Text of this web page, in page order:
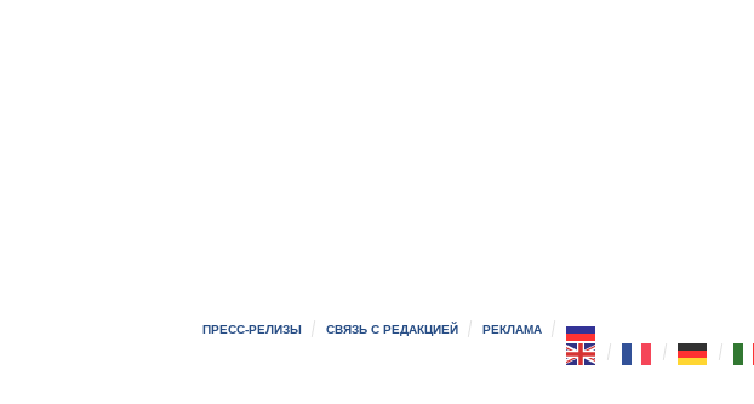
ПРЕСС-РЕЛИЗЫ СВЯЗЬ С РЕДАКЦИЕЙ РЕКЛАМА